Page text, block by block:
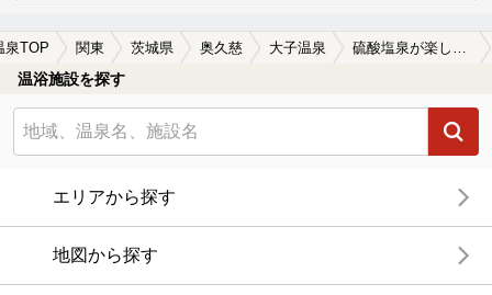
泉TOP 関東 茨城県 奥久慈 大子温泉 硫酸塩泉が楽しめる大子温泉の温泉、日帰り温泉、スーパー銭湯おすすめ
温浴施設を探す
エリアから探す
地図から探す